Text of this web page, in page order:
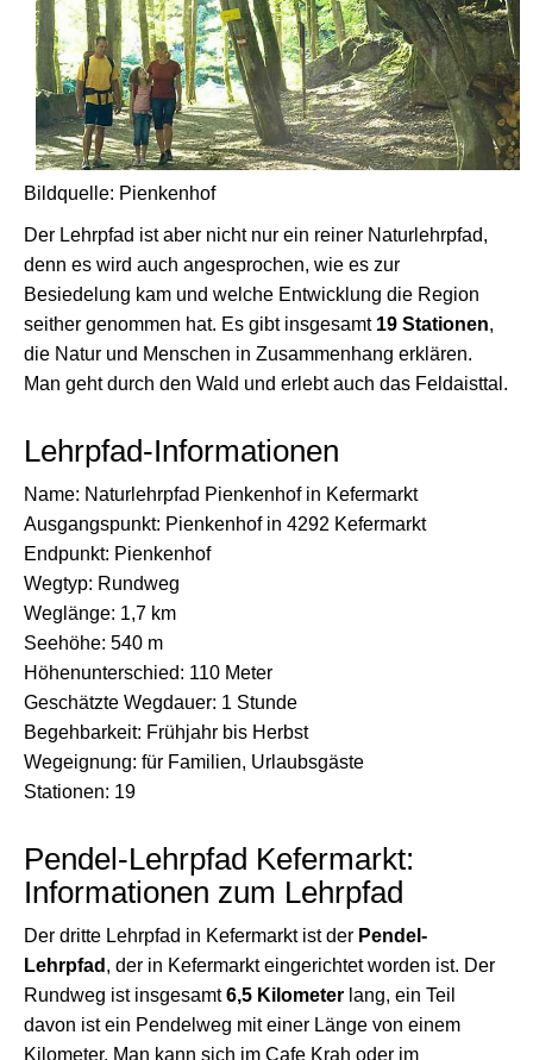
Bildquelle: Pienkenhof
Der Lehrpfad ist aber nicht nur ein reiner Naturlehrpfad,
denn es wird auch angesprochen, wie es zur
Besiedelung kam und welche Entwicklung die Region
seither genommen hat. Es gibt insgesamt 19 Stationen,
die Natur und Menschen in Zusammenhang erklären.
Man geht durch den Wald und erlebt auch das Feldaisttal.
Lehrpfad-Informationen
Name: Naturlehrpfad Pienkenhof in Kefermarkt
Ausgangspunkt: Pienkenhof in 4292 Kefermarkt
Endpunkt: Pienkenhof
Wegtyp: Rundweg
Weglänge: 1,7 km
Seehöhe: 540 m
Höhenunterschied: 110 Meter
Geschätzte Wegdauer: 1 Stunde
Begehbarkeit: Frühjahr bis Herbst
Wegeignung: für Familien, Urlaubsgäste
Stationen: 19
Pendel-Lehrpfad Kefermarkt:
Informationen zum Lehrpfad
Der dritte Lehrpfad in Kefermarkt ist der Pendel-
Lehrpfad , der in Kefermarkt eingerichtet worden ist. Der
Rundweg ist insgesamt6,5 Kilometer lang, ein Teil
davon ist ein Pendelweg mit einer Länge von einem
Kilometer. Man kann sich im Cafe Krah oder im